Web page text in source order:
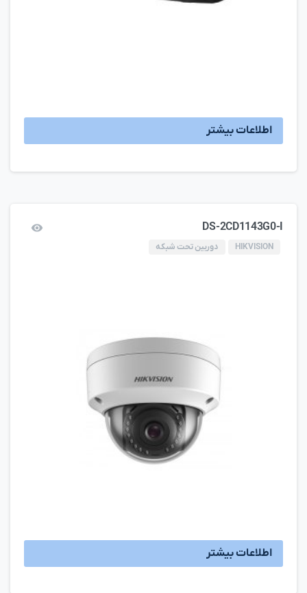
اطلاعات بیشتر
DS-2CD1143G0-I
HIKVISION دوربین تحت شبکه
اطلاعات بیشتر